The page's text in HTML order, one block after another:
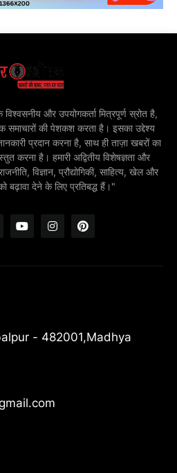
और उपयोगकर्ता मित्रपूर्ण स्रोत है,
समाचारों की पेशकश करता है। इसका उद्देश्य
प्रदान करना है, साथ ही ताज़ा खबरों का
करना है। हमारी अद्वितीय विशेषज्ञता और
विज्ञान, प्रौद्योगिकी, साहित्य, खेल और
बढ़ावा देने के लिए प्रतिबद्ध हैं।"
- 482001,Madhya